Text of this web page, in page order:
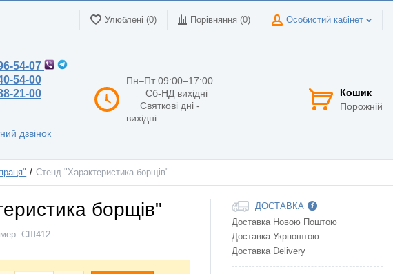
Улюблені (0) Порівняння (0) Особистий кабінет
54-07
54-00
21-00
дзвінок
Пн–Пт 09:00–17:00
Сб-НД вихідні
Святкові дні -
вихідні
Кошик
Порожній
Стенд "Характеристика борщів"
борщів"
СШ412
ДОСТАВКА
Доставка Новою Поштою
Доставка Укрпоштою
Доставка Delivery